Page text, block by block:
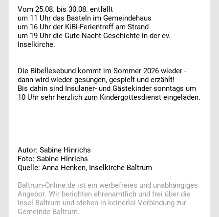
Vom 25.08. bis 30.08. entfällt
um 11 Uhr das Basteln im Gemeindehaus
um 16 Uhr der KiBi-Ferientreff am Strand
um 19 Uhr die Gute-Nacht-Geschichte in der ev.
Inselkirche.
Die Bibellesebund kommt im Sommer 2026 wieder -
dann wird wieder gesungen, gespielt und erzählt!
Bis dahin sind Insulaner- und Gästekinder sonntags um
10 Uhr sehr herzlich zum Kindergottesdienst eingeladen.
Autor: Sabine Hinrichs
Foto: Sabine Hinrichs
Quelle: Anna Henken, Inselkirche Baltrum
Baltrum-Online.de ist ein werbefreies und unabhängiges
Angebot. Wir berichten ehrenamtlich und frei über die
Insel Baltrum und stehen in keinerlei Verbindung zur
Gemeinde Baltrum.